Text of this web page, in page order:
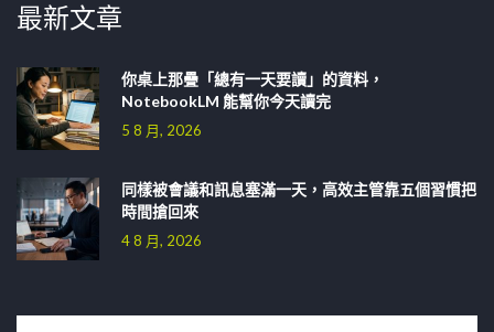
最新文章
你桌上那疊「總有一天要讀」的資料，
NotebookLM 能幫你今天讀完
5 8 月, 2026
同樣被會議和訊息塞滿一天，高效主管靠五個習慣把
時間搶回來
4 8 月, 2026